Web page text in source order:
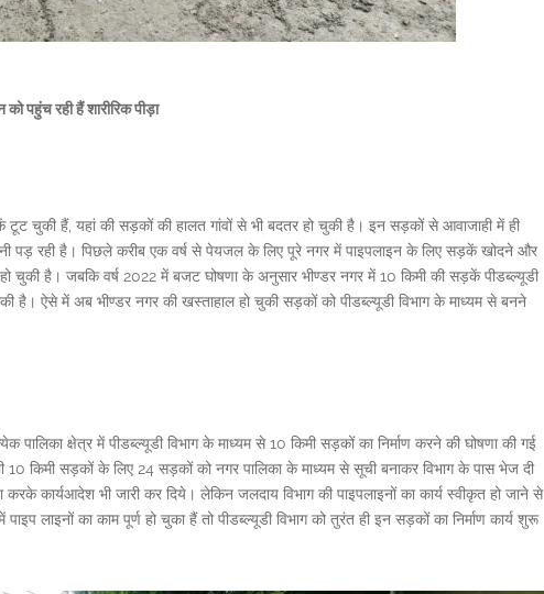
पहुंच रही हैं शारीरिक पीड़ा
चुकी हैं, यहां की सड़कों की हालत गांवों से भी बदतर हो चुकी है। इन सड़कों से आवाजाही में ही
पड़ रही है। पिछले करीब एक वर्ष से पेयजल के लिए पूरे नगर में पाइपलाइन के लिए सड़कें खोदने और
चुकी है। जबकि वर्ष 2022 में बजट घोषणा के अनुसार भीण्डर नगर में 10 किमी की सड़कें पीडब्ल्यूडी
है। ऐसे में अब भीण्डर नगर की खस्ताहाल हो चुकी सड़कों को पीडब्ल्यूडी विभाग के माध्यम से बनने
पालिका क्षेत्र में पीडब्ल्यूडी विभाग के माध्यम से 10 किमी सड़कों का निर्माण करने की घोषणा की गई
10 किमी सड़कों के लिए 24 सड़कों को नगर पालिका के माध्यम से सूची बनाकर विभाग के पास भेज दी
कार्यआदेश भी जारी कर दिये। लेकिन जलदाय विभाग की पाइपलाइनों का कार्य स्वीकृत हो जाने से
लाइनों का काम पूर्ण हो चुका हैं तो पीडब्ल्यूडी विभाग को तुरंत ही इन सड़कों का निर्माण कार्य शुरू